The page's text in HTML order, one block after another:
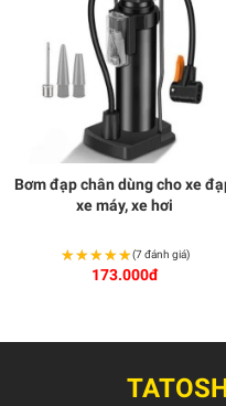
Bơm đạp chân dùng cho xe
xe máy, xe hơi
★★★★★
★★★★★(7 đánh giá)
173.000đ